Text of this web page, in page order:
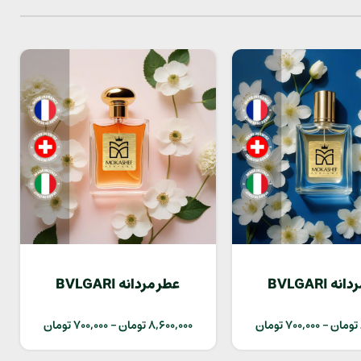
عطر مردانه BVLGARI
GYAN
تومان–
700,000تومان
عطر مردانه BVLGARI
AMBERO8,600,000تومان–
700,000تومان